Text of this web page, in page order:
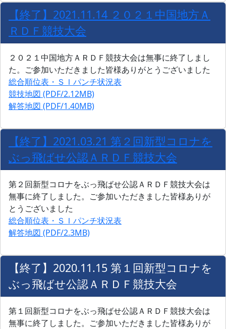
【終了】2021.11.14 ２０２１中国地方Ａ
ＲＤＦ競技大会
２０２１中国地方ＡＲＤＦ競技大会は無事に終了しまし
た。ご参加いただきました皆様ありがとうございました
総合順位表・ＳＩパンチ状況表
競技地図 (PDF/2.12MB)
解答地図 (PDF/1.40MB)
【終了】2021.03.21 第２回新型コロナを
ぶっ飛ばせ公認ＡＲＤＦ競技大会
第２回新型コロナをぶっ飛ばせ公認ＡＲＤＦ競技大会は
無事に終了しました。ご参加いただきました皆様ありが
とうございました
総合順位表・ＳＩパンチ状況表
解答地図 (PDF/2.3MB)
【終了】2020.11.15 第１回新型コロナを
ぶっ飛ばせ公認ＡＲＤＦ競技大会
第１回新型コロナをぶっ飛ばせ公認ＡＲＤＦ競技大会は
無事に終了しました。ご参加いただきました皆様ありが